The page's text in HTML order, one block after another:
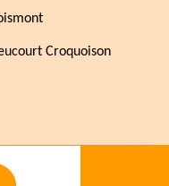
Croquoison